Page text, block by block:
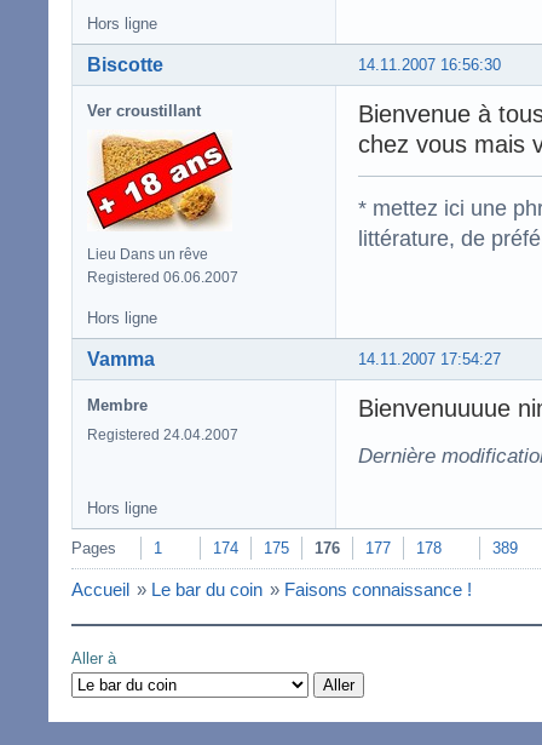
Hors ligne
14.11.2007 16:56:30
Biscotte
Ver croustillant
Lieu Dans un rêve
Registered 06.06.2007
Bienvenue à
chez vous mais
* mettez ici une
littérature, de
Hors ligne
14.11.2007 17:54:27
Vamma
Membre
Registered 24.04.2007
Bienvenuuuue
Dernière
Hors ligne
Pages 1 174 175 176 177 178 389
Accueil » Le bar du coin » Faisons connaissance !
Aller à